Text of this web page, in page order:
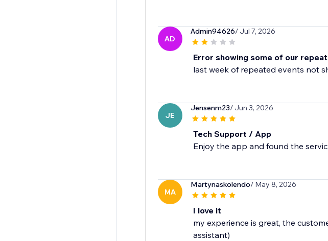
AD
Admin94626/ Jul 7, 2026
Error showing some of our
last week of repeated events not
JE
Jensenm23/ Jun 3, 2026
Tech Support / App
Enjoy the app and found the
MA
Martynaskolendo/ May 8, 2026
I love it
my experience is great, the
assistant)